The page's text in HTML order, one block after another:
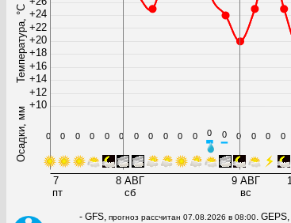
- GFS, прогноз рассчитан 07.08.2026 в 08:00. GEPS,